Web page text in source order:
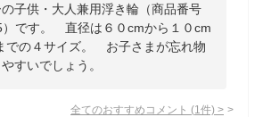
子供・大人兼用浮き輪（商品番号
）です。 直径は６０cmから１０cm
での４サイズ。 お子さまが忘れ物
すいでしょう。
全てのおすすめコメント (1 件) >